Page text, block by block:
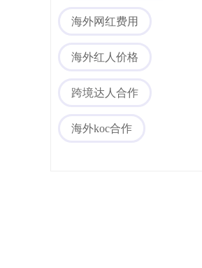
海外网红费用
海外红人价格
跨境达人合作
海外koc合作